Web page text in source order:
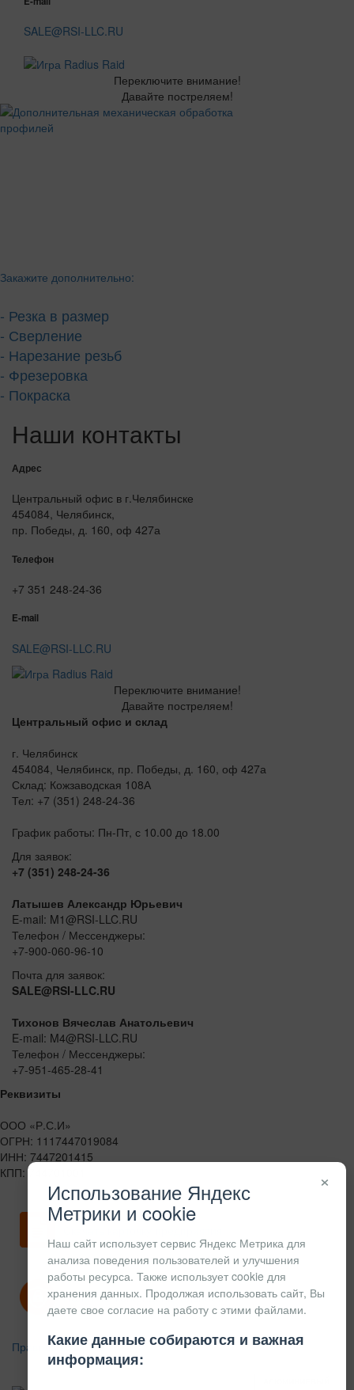
SALE@RSI-LLC.RU
Переключите внимание!
Давайте постреляем!
Закажите дополнительно:
- Резка в размер
- Сверление
- Нарезание резьб
- Фрезеровка
- Покраска
Наши контакты
Адрес
Центральный офис в г.Челябинске
454084, Челябинск,
пр. Победы, д. 160, оф 427а
Телефон
+7 351 248-24-36
E-mail
SALE@RSI-LLC.RU
Переключите внимание!
Давайте постреляем!
Центральный офис и склад
г. Челябинск
454084, Челябинск, пр. Победы, д. 160, оф 427а
Склад: Кожзаводская 108А
Тел: +7 (351) 248-24-36
График работы: Пн-Пт, с 10.00 до 18.00
Для заявок:
+7 (351) 248-24-36
Латышев Александр Юрьевич
E-mail: M1@RSI-LLC.RU
Телефон / Мессенджеры:
+7-900-060-96-10
Почта для заявок:
SALE@RSI-LLC.RU
Тихонов Вячеслав Анатольевич
E-mail: M4@RSI-LLC.RU
Телефон / Мессенджеры:
+7-951-465-28-41
Реквизиты
ООО «Р.С.И»
ОГРН: 1117447019084
ИНН: 7447201415
КПП: 744701001
Скачать карточку предприятия
Политика конфиденциальности
Правила возврата
×
Использование Яндекс
Метрики и cookie
Наш сайт использует сервис Яндекс Метрика для
анализа поведения пользователей и улучшения
работы ресурса. Также использует cookie для
хранения данных. Продолжая использовать сайт, Вы
даете свое согласие на работу с этими файлами.
Какие данные собираются и важная
информация: